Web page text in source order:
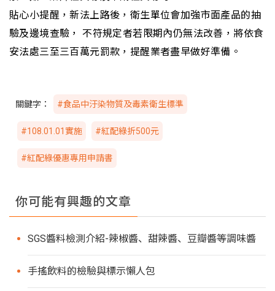
貼心小提醒，新法上路後，衛生單位會加強市面產品的抽
驗及邊境查驗， 不符規定者若限期內仍無法改善，將依食
安法處三至三百萬元罰款，提醒業者盡早做好準備。
關鍵字： #食品中汙染物質及毒素衛生標準
#108.01.01實施 #紅配綠折500元
#紅配綠優惠專用申請書
你可能有興趣的文章
SGS醬料檢測介紹-辣椒醬、甜辣醬、豆瓣醬等調味醬
手搖飲料的檢驗與標示懶人包